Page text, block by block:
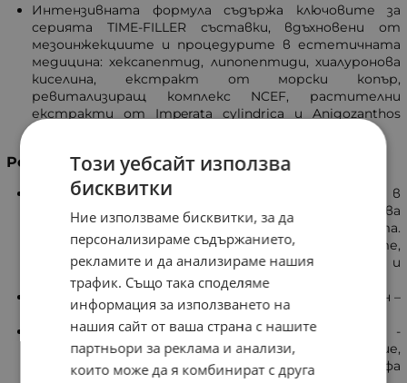
Интензивната формула съдържа ключовите за
серията TIME-FILLER съставки, вдъхновени от
мезоинжекциите и процедурите в естетичната
медицина: хексапептид, липопептиди, хиалуронова
киселина, екстракт от морски копър,
ревитализиращ комплекс NCEF, растителни
екстракти от Imperata cylindrica и Anigozanthos
Резултати
Хиалуронова киселина с високо молекулно тегло в
комбинация с изпълващи пептиди - въздейства
върху дълбоките бръчки и попълва кожата.
Стимулира активността на фибробластите,
синтеза на собствена хиалуронова киселина и
колаген.
Хексапептид – вдъхновен от ботулиновия токсин –
изглажда мимическите бръчки.
Растителният екстракт от морски копър -
притежава леко ексфолиращо действие,
отстранява мъртвите клетки и изглажда релефа
Този уебсайт използва
бисквитки
Ние използваме бисквитки, за да
персонализираме съдържанието,
рекламите и да анализираме нашия
трафик. Също така споделяме
информация за използването на
нашия сайт от ваша страна с нашите
партньори за реклама и анализи,
които може да я комбинират с друга